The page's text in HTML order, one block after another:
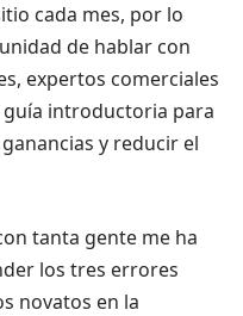
cada mes, por lo
de hablar con
expertos comerciales
introductoria para
y reducir el
tanta gente me ha
los tres errores
novatos en la